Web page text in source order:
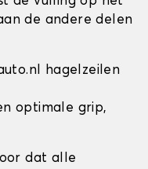
de andere delen
hagelzeilen
optimale grip,
dat alle